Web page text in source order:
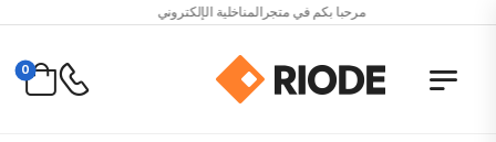
مرحبا بكم في متجرالمناخلية الإلكتروني
0